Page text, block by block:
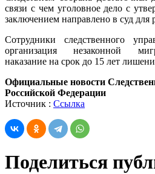
связи с чем уголовное дело с
заключением направлено в суд для
Сотрудники следственного
организация незаконной
наказание на срок до 15 лет
Официальные новости
Российской Федерации
Источник : Ссылка
Поделиться